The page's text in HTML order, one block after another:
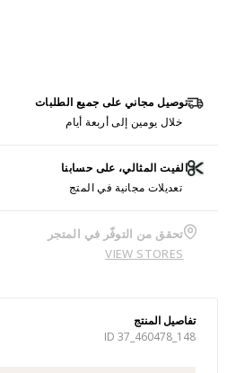
توصيل مجاني على جميع الطلبات
خلال يومين إلى أربعة أيام
الفيت المثالي، على حسابنا
تعديلات مجانية في المتج
تحقق من التوفّر في المتجر
VIEW STORES
تفاصيل المنتج
ID 37_460478_148